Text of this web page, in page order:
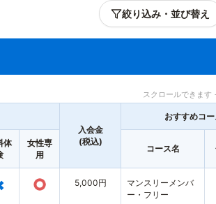
絞り込み・並び替え
スクロールできます
入会金
(税込)
おすすめコー
体
女性専
用
コース名
○ 5,000円
マンスリーメンバ
ー・フリー